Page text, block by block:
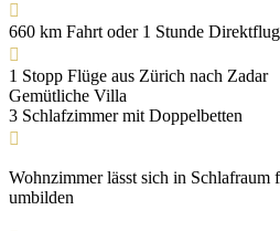

660 km Fahrt oder 1 Stunde

1 Stopp Flüge aus Zürich nach Zadar
Gemütliche Villa
3 Schlafzimmer mit Doppelbetten

Wohnzimmer lässt sich in Schlafraum
umbilden